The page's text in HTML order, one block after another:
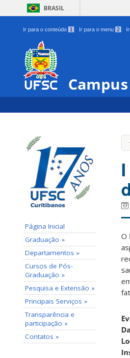
BRASIL
Ir para o conteúdo 1 Ir para o menu 2
Página Inicial
Graduação »
Departamentos »
Cursos de Pós-
Graduação »
Pesquisa e Extensão »
Principais Serviços »
Transparência e
participação »
Contatos »
O